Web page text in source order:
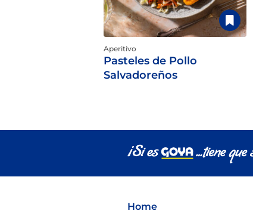
Aperitivo
Pasteles de Pollo
Salvadoreños
Home